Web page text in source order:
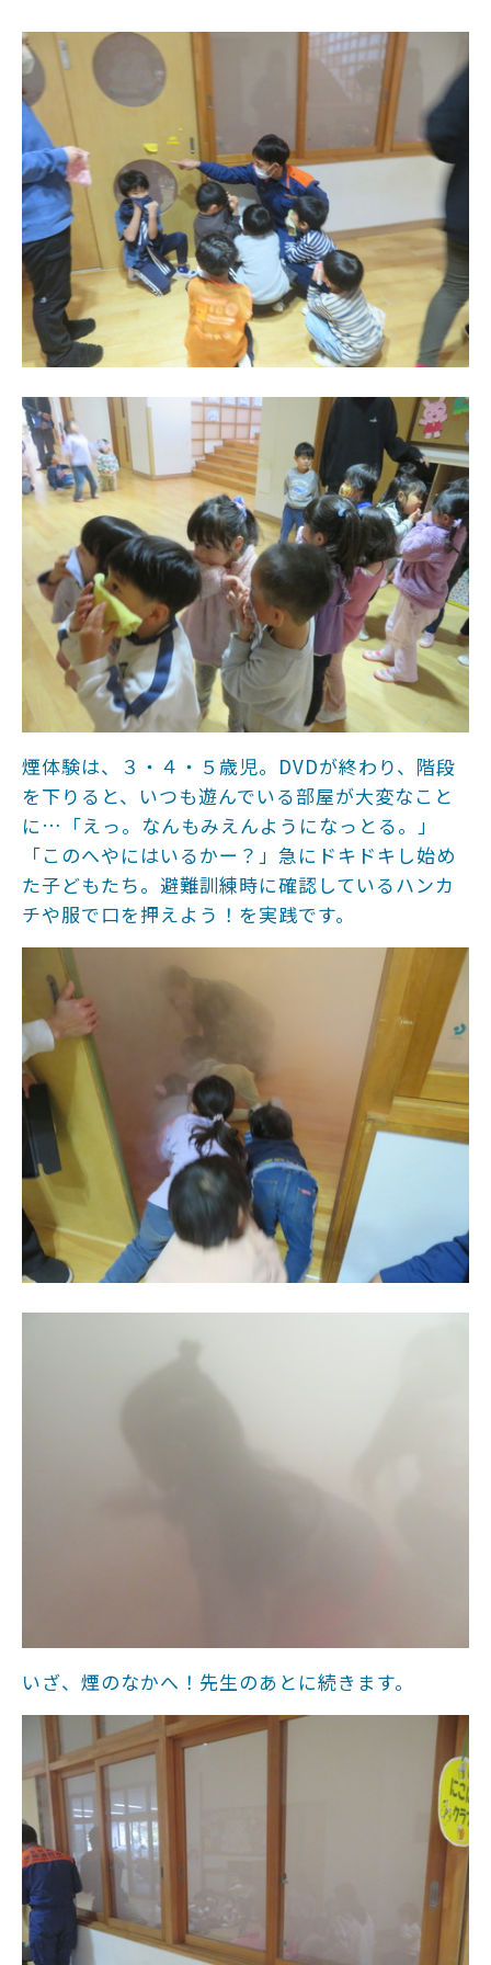
煙体験は、３・４・５歳児。DVDが終わり、階段
を下りると、いつも遊んでいる部屋が大変なこと
に…「えっ。なんもみえんようになっとる。」
「このへやにはいるかー？」急にドキドキし始め
た子どもたち。避難訓練時に確認しているハンカ
チや服で口を押えよう！を実践です。
いざ、煙のなかへ！先生のあとに続きます。